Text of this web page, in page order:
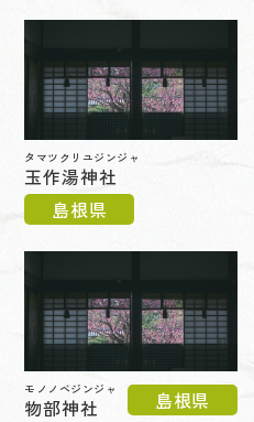
タマツクリユジンジャ
玉作湯神社
島根県
モノノベジンジャ
物部神社 島根県